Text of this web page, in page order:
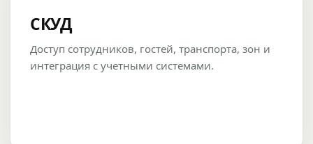
СКУД
Доступ сотрудников, гостей, транспорта, зон и
интеграция с учетными системами.